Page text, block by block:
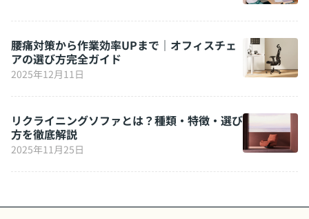
腰痛対策から作業効率UPまで｜オフィスチェ
アの選び方完全ガイド
2025年12月11日
リクライニングソファとは？種類・特徴・選び
方を徹底解説
2025年11月25日